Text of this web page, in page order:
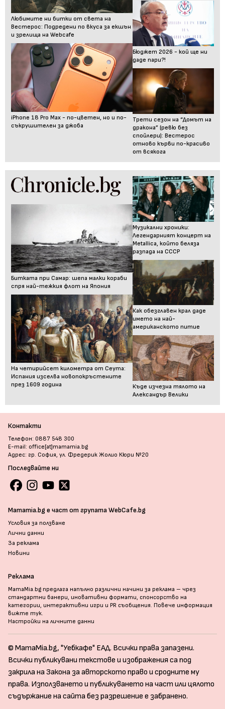
Любимите ни битки от света на
Вестерос: Подредени по вкуса за екшън
и зрелища на Webcafe
iPhone 18 Pro Max - по-цветен, но и по-
съкрушителен за джоба
Бюджет 2026 - кой ще ни
даде пари?!
Трети сезон на “Домът на
дракона” (ревю без
спойлери): Вестерос
отново кърви по-красиво
от всякога
Битката при Самар: шепа малки кораби
спря най-тежкия флот на Япония
На четирийсет километра от Сеута:
Испания изселва новопокръстените
през 1609 година
Музикални хроники:
Легендарният концерт на
Metallica, който беляза
разпада на СССР
Как обезглавен крал даде
името на най-
американското питие
Къде изчезна тялото на
Александър Велики
Контакти
Телефон: 0887 548 300
E-mail: office[at]mamamia.bg
Адрес: гр. София, ул. Фредерик Жолио Кюри №20
Последвайте ни
Mamamia.bg е част от групата WebCafe.bg
Условия за ползване
Лични данни
За реклама
Новини
Реклама
MamaMia.bg предлага напълно различни начини за реклама – чрез
стандартни банери, иновативни формати, спонсорство на
категории, интерактивни игри и PR съобщения. Повече информация
вижте тук.
Настройки на личните данни
© MamaMia.bg, "Уебкафе" ЕАД. Всички права запазени.
Всички публикувани текстове и изображения са под
закрила на Закона за авторското право и сродните му
права. Използването и публикуването на част или цялото
съдържание на сайта без разрешение е забранено.